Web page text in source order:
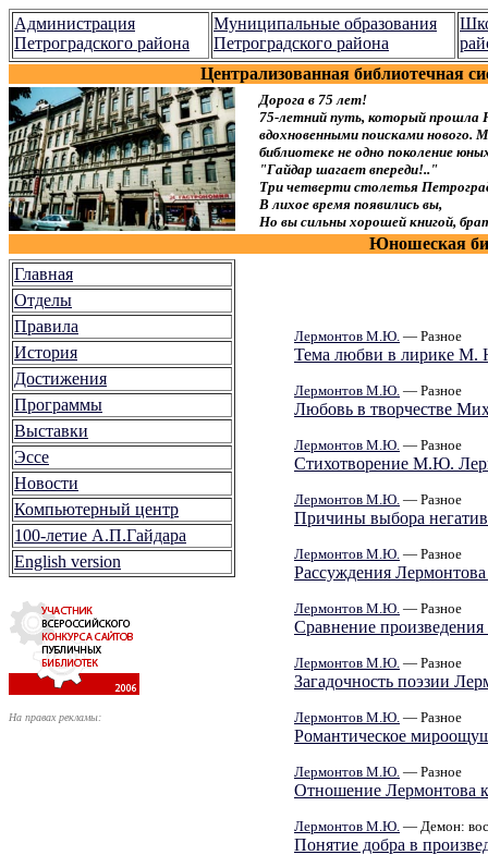
Администрация
Петроградского района
Муниципальные образования
Петроградского района
Дорога в 75 лет!
75-летний путь, который
вдохновенными поисками нового.
библиотеке не одно поколение
"Гайдар шагает впереди!.."
Три четверти столетья
В лихое время появились вы,
Но вы сильны хорошей книгой,
Централизованная библиотечная
Главная
Отделы
Правила
История
Достижения
Программы
Выставки
Эссе
Новости
Компьютерный центр
100-летие А.П.Гайдара
English version
На правах рекламы:
Лермонтов М.Ю. — Разное
Тема любви в лирике М.
Лермонтов М.Ю. — Разное
Любовь в творчестве
Лермонтов М.Ю. — Разное
Стихотворение М.Ю.
Лермонтов М.Ю. — Разное
Причины выбора
Лермонтов М.Ю. — Разное
Рассуждения
Лермонтов М.Ю. — Разное
Сравнение
Лермонтов М.Ю. — Разное
Загадочность поэзии
Лермонтов М.Ю. — Разное
Романтическое
Лермонтов М.Ю. — Разное
Отношение Лермонтова
Лермонтов М.Ю. — Демон:
Понятие добра в
Юношеская